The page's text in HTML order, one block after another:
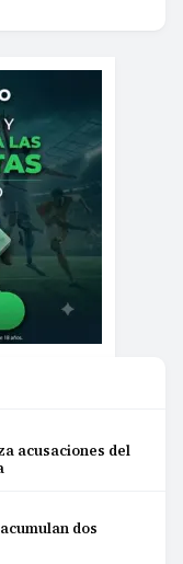
acusaciones del
dos